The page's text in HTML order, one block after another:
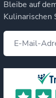
Bleibe auf
Kulinarischen